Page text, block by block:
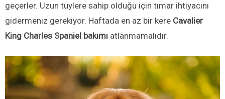
geçerler. Uzun tüylere sahip olduğu için tımar ihtiyacını
gidermeniz gerekiyor. Haftada en az bir kere Cavalier
King Charles Spaniel bakımı atlanmamalıdır.